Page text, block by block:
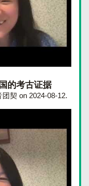
的考古证据
契 on 2024-08-12.